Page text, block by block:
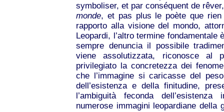
symboliser, et par conséquent de
monde, et pas plus le poète que rien
rapporto alla visione del mondo,
Leopardi, l’altro termine fondamentale
sempre denuncia il possibile
viene assolutizzata, riconosce
privilegiato la concretezza dei
che l’immagine si caricasse del peso
dell’esistenza e della finitudine,
l’ambiguità feconda
numerose immagini leopardiane della